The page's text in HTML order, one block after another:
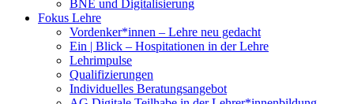
BNE und Digitalisierung
Fokus Lehre
Vordenker*innen – Lehre neu gedacht
Ein | Blick – Hospitationen in der Lehre
Lehrimpulse
Qualifizierungen
Individuelles Beratungsangebot